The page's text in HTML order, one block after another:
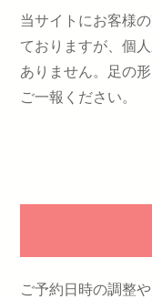
当サイトにお客様
ておりますが、個
ありません。足の
ご一報ください。
ご予約日時の調整